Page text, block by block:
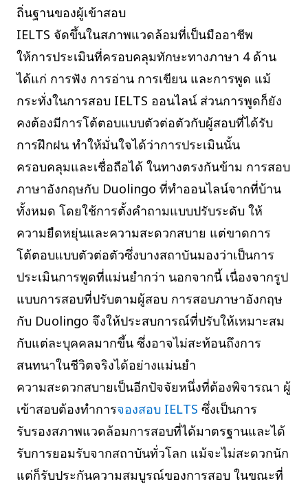
ถิ่นฐานของผู้เข้าสอบ
IELTS จัดขึ้นในสภาพแวดล้อมที่เป็นมืออาชีพ
ให้การประเมินที่ครอบคลุมทักษะทางภาษา 4 ด้าน
ได้แก่ การฟัง การอ่าน การเขียน และการพูด แม้
กระทั่งในการสอบ IELTS ออนไลน์ ส่วนการพูดก็ยัง
คงต้องมีการโต้ตอบแบบตัวต่อตัวกับผู้สอบที่ได้รับ
การฝึกฝน ทำให้มั่นใจได้ว่าการประเมินนั้น
ครอบคลุมและเชื่อถือได้ ในทางตรงกันข้าม การสอบ
ภาษาอังกฤษกับ Duolingo ที่ทำออนไลน์จากที่บ้าน
ทั้งหมด โดยใช้การตั้งคำถามแบบปรับระดับ ให้
ความยืดหยุ่นและความสะดวกสบาย แต่ขาดการ
โต้ตอบแบบตัวต่อตัวซึ่งบางสถาบันมองว่าเป็นการ
ประเมินการพูดที่แม่นยำกว่า นอกจากนี้ เนื่องจากรูป
แบบการสอบที่ปรับตามผู้สอบ การสอบภาษาอังกฤษ
กับ Duolingo จึงให้ประสบการณ์ที่ปรับให้เหมาะสม
กับแต่ละบุคคลมากขึ้น ซึ่งอาจไม่สะท้อนถึงการ
สนทนาในชีวิตจริงได้อย่างแม่นยำ
ความสะดวกสบายเป็นอีกปัจจัยหนึ่งที่ต้องพิจารณา ผู้
เข้าสอบต้องทำการจองสอบ IELTS ซึ่งเป็นการ
รับรองสภาพแวดล้อมการสอบที่ได้มาตรฐานและได้
รับการยอมรับจากสถาบันทั่วโลก แม้จะไม่สะดวกนัก
แต่ก็รับประกันความสมบูรณ์ของการสอบ ในขณะที่